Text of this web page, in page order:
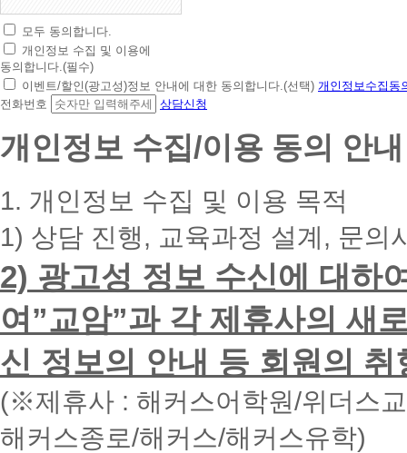
초
간
편
상
담
청
대
폰
입
력
시
면
빠
른
간
내
에
모두 동의합니다.
개인정보 수집 및 이용에
동의합니다.(필수)
이벤트/할인(광고성)정보 안내에 대한 동의합니다.(선택) 개인정보수집동
전화번호
상담신청
개인정보 수집/이용 동의 안내
1. 개인정보 수집 및 이용 목적
1) 상담 진행, 교육과정 설계, 문의
2) 광고성 정보 수신에 대하
여”교암”과 각 제휴사의 새
신 정보의 안내 등 회원의
(※제휴사 : 해커스어학원/위더스
해커스종로/해커스/해커스유학)